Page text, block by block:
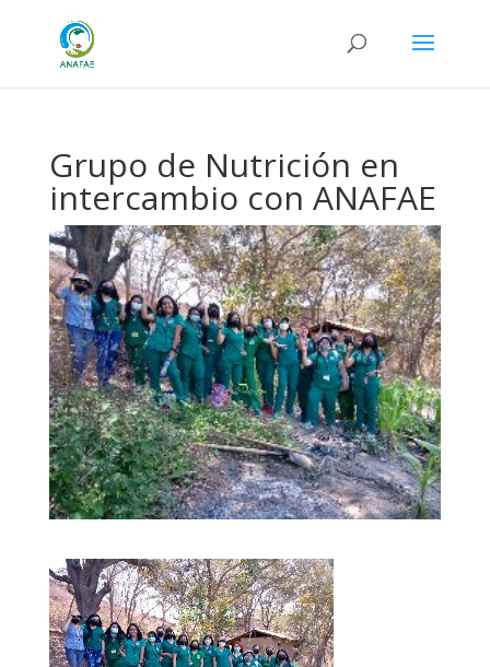
Grupo de Nutrición en
intercambio con ANAFAE